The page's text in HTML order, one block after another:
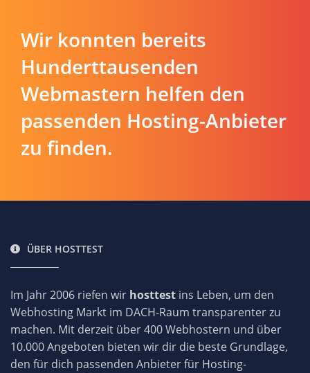
Wir konnten bereits
Hunderttausenden
Webmastern helfen den
passenden Hosting-Anbieter
zu finden.
ÜBER HOSTTEST
Im Jahr 2006 riefen wir hosttest ins Leben, um den
Webhosting Markt im DACH-Raum transparenter zu
machen. Mit derzeit über 400 Webhostern und über
10.000 Angeboten bieten wir dir die beste Grundlage,
den für dich passenden Anbieter für Hosting-